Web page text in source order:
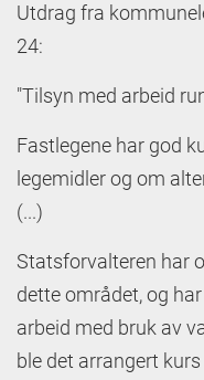
Utdrag fra
24:
"Tilsyn med arbeid
Fastlegene har god
legemidler og om
(...)
Statsforvalteren har
dette området, og
arbeid med bruk av
ble det arrangert